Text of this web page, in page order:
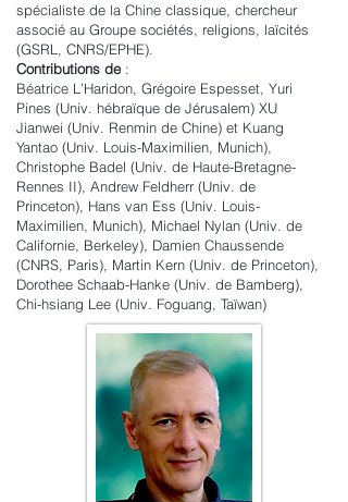
spécialiste de la Chine classique, chercheur
associé au Groupe sociétés, religions, laïcités
(GSRL, CNRS/EPHE).
Contributions de:
Béatrice L’Haridon, Grégoire Espesset, Yuri
Pines (Univ. hébraïque de Jérusalem) XU
Jianwei (Univ. Renmin de Chine) et Kuang
Yantao (Univ. Louis-Maximilien, Munich),
Christophe Badel (Univ. de Haute-Bretagne-
Rennes II), Andrew Feldherr (Univ. de
Princeton), Hans van Ess (Univ. Louis-
Maximilien, Munich), Michael Nylan (Univ. de
Californie, Berkeley), Damien Chaussende
(CNRS, Paris), Martin Kern (Univ. de Princeton),
Dorothee Schaab-Hanke (Univ. de Bamberg),
Chi-hsiang Lee (Univ. Foguang, Taïwan)